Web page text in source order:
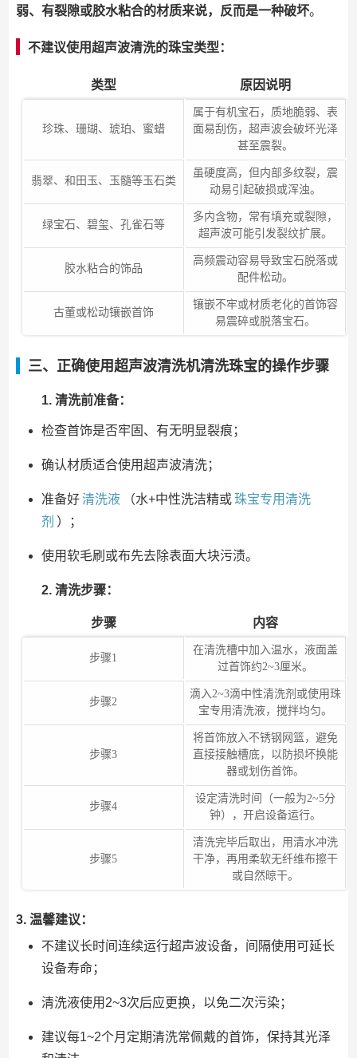
弱、有裂隙或胶水粘合的材质来说，反而是一种破坏。
不建议使用超声波清洗的珠宝类型：
类型 原因说明
珍珠、珊瑚、琥珀、蜜蜡
属于有机宝石，质地脆弱、表
面易刮伤，超声波会破坏光泽
甚至震裂。
翡翠、和田玉、玉髓等玉石类
虽硬度高，但内部多纹裂，震
动易引起破损或浑浊。
绿宝石、碧玺、孔雀石等
多内含物，常有填充或裂隙，
超声波可能引发裂纹扩展。
胶水粘合的饰品
高频震动容易导致宝石脱落或
配件松动。
古董或松动镶嵌首饰
镶嵌不牢或材质老化的首饰容
易震碎或脱落宝石。
三、正确使用超声波清洗机清洗珠宝的操作步骤
1. 清洗前准备：
检查首饰是否牢固、有无明显裂痕；
确认材质适合使用超声波清洗；
准备好清洗液 （水+中性洗洁精或 珠宝专用清洗
剂 ）；
使用软毛刷或布先去除表面大块污渍。
2. 清洗步骤：
步骤 内容
步骤1
在清洗槽中加入温水，液面盖
过首饰约2~3厘米。
步骤2
滴入2~3滴中性清洗剂或使用珠
宝专用清洗液，搅拌均匀。
步骤3
将首饰放入不锈钢网篮，避免
直接接触槽底，以防损坏换能
器或划伤首饰。
步骤4
设定清洗时间（一般为2~5分
钟），开启设备运行。
步骤5
清洗完毕后取出，用清水冲洗
干净，再用柔软无纤维布擦干
或自然晾干。
3. 温馨建议：
不建议长时间连续运行超声波设备，间隔使用可延长
设备寿命；
清洗液使用2~3次后应更换，以免二次污染；
建议每1~2个月定期清洗常佩戴的首饰，保持其光泽